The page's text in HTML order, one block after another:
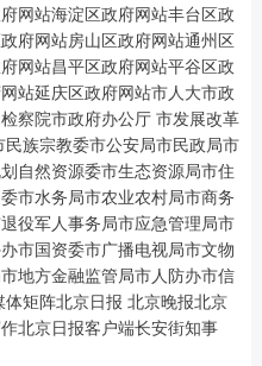
网站海淀区政府网站丰台区政
府网站房山区政府网站通州区
网站昌平区政府网站平谷区政
站延庆区政府网站市人大市政
察院市政府办公厅 市发展改革
族宗教委市公安局市民政局市
自然资源委市生态资源局市住
市水务局市农业农村局市商务
役军人事务局市应急管理局市
市国资委市广播电视局市文物
地方金融监管局市人防办市信
矩阵北京日报 北京晚报北京
北京日报客户端长安街知事